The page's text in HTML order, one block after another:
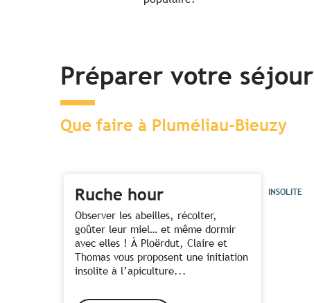
Préparer votre séjour
Que faire à Pluméliau-Bieuzy
INSOLITE
Ruche hour
Observer les abeilles, récolter,
goûter leur miel… et même dormir
avec elles ! À Ploërdut, Claire et
Thomas vous proposent une initiation
insolite à l’apiculture...